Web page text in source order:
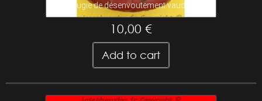
bougie de désenvoutement vaudou
10,00 €
Add to cart